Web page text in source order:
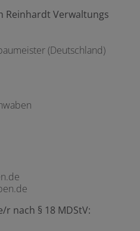
Reinhardt Verwaltungs
(Deutschland)
nach § 18 MDStV: